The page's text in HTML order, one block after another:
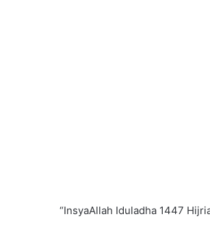
“InsyaAllah Iduladha 1447